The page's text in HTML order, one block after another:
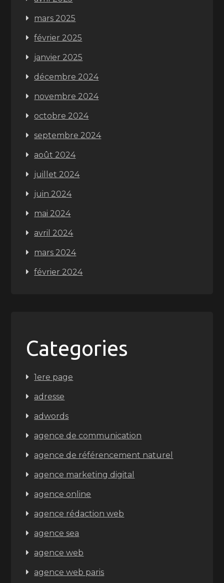
mars 2025
février 2025
janvier 2025
décembre 2024
novembre 2024
octobre 2024
septembre 2024
août 2024
juillet 2024
juin 2024
mai 2024
avril 2024
mars 2024
février 2024
Categories
1ere page
adresse
adwords
agence de communication
agence de référencement naturel
agence marketing digital
agence online
agence rédaction web
agence sea
agence web
agence web paris